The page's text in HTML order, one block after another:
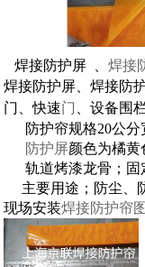
焊接防护屏 、 焊接
焊接防护屏、焊接防
门、快速门 、设备围
防护帘规格20公分
防护屏颜色为橘黄
轨道烤漆龙骨；固
主要用途；防尘、
现场安装焊接防护帘